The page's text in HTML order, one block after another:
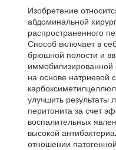
Изобретение
абдоминальной
распространенного
Способ включает в
брюшной полости и
на основе натриевой
улучшить результаты
перитонита за счет
воспалительных
высокой
отношении